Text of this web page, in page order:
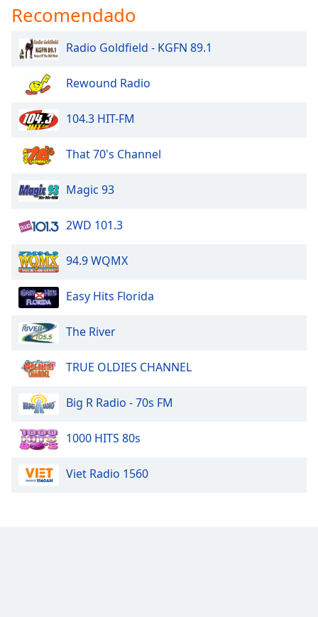
Recomendado
Radio Goldfield - KGFN 89.1
Rewound Radio
104.3 HIT-FM
That 70's Channel
Magic 93
2WD 101.3
94.9 WQMX
Easy Hits Florida
The River
TRUE OLDIES CHANNEL
Big R Radio - 70s FM
1000 HITS 80s
Viet Radio 1560